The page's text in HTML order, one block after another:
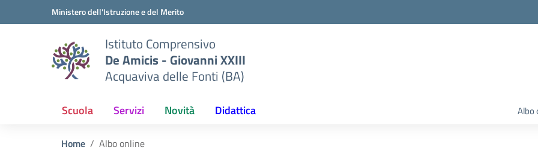
Vai ai contenuti
Vai al menu di navigazioneMinistero dell'Istruzione e del Merito
Istituto Comprensivo
De Amicis - Giovanni XXIII
Acquaviva delle Fonti (BA)
Scuola Servizi Novità Didattica Albo
Home Albo online